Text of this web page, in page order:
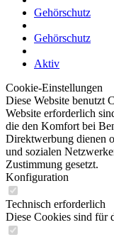
Gehörschutz
Gehörschutz
Aktiv
Cookie-Einstellungen
Diese Website benutzt
Website erforderlich
die den Komfort bei
Direktwerbung dienen
und sozialen
Zustimmung gesetzt.
Konfiguration
Technisch erforderlich
Diese Cookies sind für